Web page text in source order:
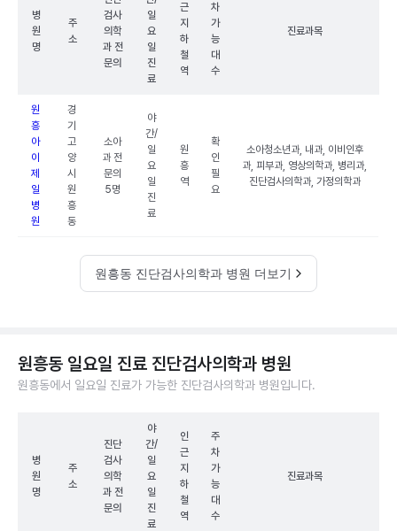
병
원
명
주
소
검사
의학
과 전
문의
일
요
일
진
료
근
지
하
철
역
차
가
능
대
수
진료과목
원
흥
아
이
제
일
병
원
경
기
고
양
시
원
흥
동
소아
과 전
문의
5명
야
간/
일
요
일
진
료
원
흥
역
확
인
필
요
소아청소년과, 내과, 이비인후
과, 피부과, 영상의학과, 병리과,
진단검사의학과, 가정의학과
원흥동 진단검사의학과 병원 더보기
원흥동 일요일 진료 진단검사의학과 병원
원흥동에서 일요일 진료가 가능한 진단검사의학과 병원입니다.
병
원
명
주
소
진단
검사
의학
과 전
문의
야
간/
일
요
일
진
료
인
근
지
하
철
역
주
차
가
능
대
수
진료과목